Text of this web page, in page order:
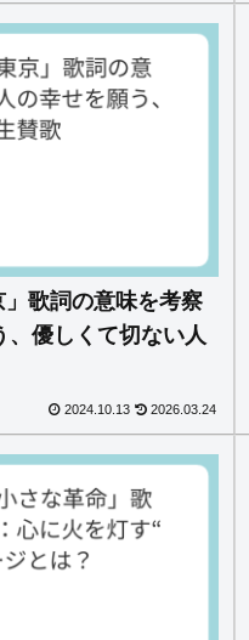
歌詞の意味を考察
、優しくて切ない人
2024.10.13 2026.03.24